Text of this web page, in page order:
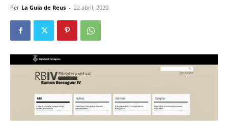
Per La Guia de Reus - 22 abril, 2020